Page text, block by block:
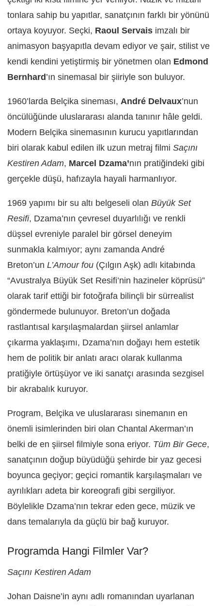
tonlara sahip bu yapıtlar, sanatçının farklı bir yönünü
ortaya koyuyor. Seçki, Raoul Servais imzalı bir
animasyon başyapıtla devam ediyor ve şair, stilist ve
kendi kendini yetiştirmiş bir yönetmen olan Edmond
Bernhard ’ın sinemasal bir şiiriyle son buluyor.
1960’larda Belçika sineması, André Delvaux’nun
öncülüğünde uluslararası alanda tanınır hâle geldi.
Modern Belçika sinemasının kurucu yapıtlarından
biri olarak kabul edilen ilk uzun metraj filmi Saçını
Kestiren Adam, Marcel Dzama’nın pratiğindeki gibi
gerçekle düşü, hafızayla hayali harmanlıyor.
1969 yapımı bir su altı belgeseli olan Büyük Set
Resifi, Dzama’nın çevresel duyarlılığı ve renkli
düşsel evreniyle paralel bir görsel deneyim
sunmakla kalmıyor; aynı zamanda André
Breton’un L’Amour fou (Çılgın Aşk) adlı kitabında
“Avustralya Büyük Set Resifi’nin hazineler köprüsü”
olarak tarif ettiği bir fotoğrafa bilinçli bir sürrealist
göndermede bulunuyor. Breton’un doğada
rastlantısal karşılaşmalardan şiirsel anlamlar
çıkarma yaklaşımı, Dzama’nın doğayı hem estetik
hem de politik bir anlatı aracı olarak kullanma
pratiğiyle örtüşüyor ve iki sanatçı arasında sezgisel
bir akrabalık kuruyor.
Program, Belçika ve uluslararası sinemanın en
önemli isimlerinden biri olan Chantal Akerman’ın
belki de en şiirsel filmiyle sona eriyor. Tüm Bir Gece,
sanatçının doğup büyüdüğü şehirde bir yaz gecesi
boyunca geçiyor; geçici romantik karşılaşmaları ve
ayrılıkları adeta bir koreografi gibi sergiliyor.
Böylelikle Dzama’nın tekrar eden gece, müzik ve
dans temalarıyla da güçlü bir bağ kuruyor.
Programda Hangi Filmler Var?
Saçını Kestiren Adam
Johan Daisne’in aynı adlı romanından uyarlanan